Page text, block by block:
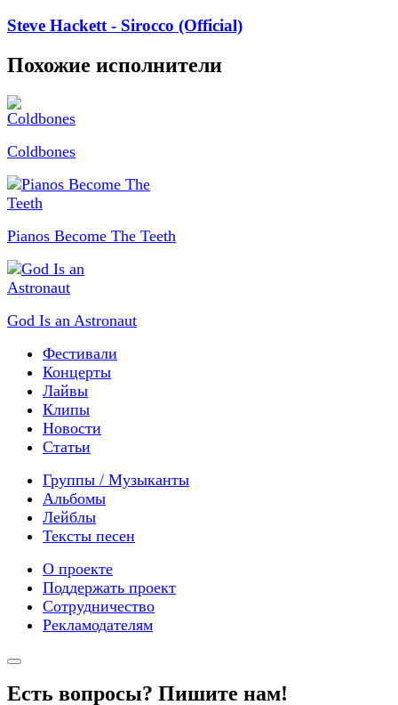
Steve Hackett - Sirocco (Official)
Похожие исполнители
Coldbones
Pianos Become The Teeth
God Is an Astronaut
Фестивали
Концерты
Лайвы
Клипы
Новости
Статьи
Группы / Музыканты
Альбомы
Лейблы
Тексты песен
О проекте
Поддержать проект
Сотрудничество
Рекламодателям
Есть вопросы? Пишите нам!